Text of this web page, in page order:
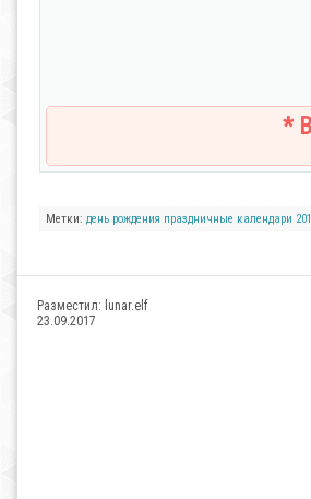
*
Метки: день рождения праздничные календари
Разместил: lunar.elf
23.09.2017